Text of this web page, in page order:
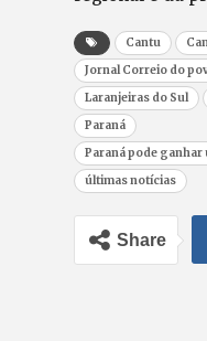
Cantu
Jornal Correio do
Laranjeiras do Sul
Paraná
Paraná pode
últimas notícias
Share